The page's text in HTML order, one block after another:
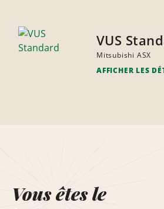
VUS
Mitsubishi ASX
AFFICHER LES
Vous êtes le